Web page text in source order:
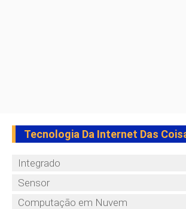
Tecnologia Da Internet Das
Integrado
Sensor
Computação em Nuvem